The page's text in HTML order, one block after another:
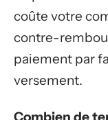
coûte votre
contre-
paiement par
versement.